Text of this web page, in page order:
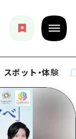
スポット・体験